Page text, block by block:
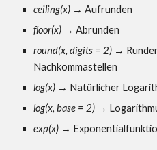
ceiling(x) →Aufrunden
floor(x) →Abrunden
round(x, digits = 2) →
Nachkommastellen
log(x) → Natürlicher
log(x, base = 2) →
exp(x) →